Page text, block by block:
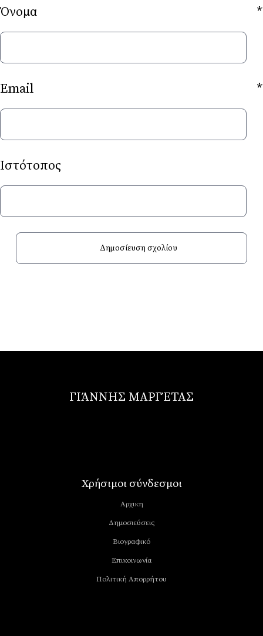
Όνομα *
Email *
Ιστότοπος
ΓΙΆΝΝΗΣ ΜΑΡΓΈΤΑΣ
Χρήσιμοι σύνδεσμοι
Αρχικη
Δημοσιεύσεις
Βιογραφικό
Επικοινωνία
Πολιτική Απορρήτου